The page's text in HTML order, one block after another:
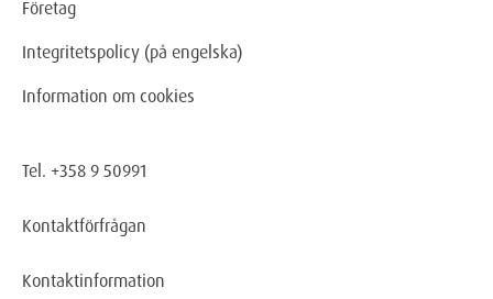
Företag
Integritetspolicy (på engelska)
Information om cookies
Tel. +358 9 50991
Kontaktförfrågan
Kontaktinformation